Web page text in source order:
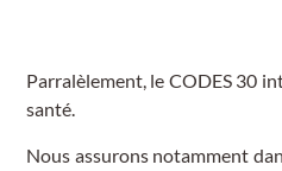
Parralèlement, le CODES 30
santé.
Nous assurons notamment